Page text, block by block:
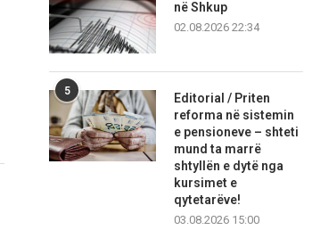
në Shkup
02.08.2026 22:34
5
Editorial / Priten
reforma në sistemin
e pensioneve – shteti
mund ta marrë
shtyllën e dytë nga
kursimet e
qytetarëve!
03.08.2026 15:00